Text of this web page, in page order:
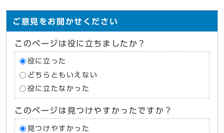
ご意見をお聞かせください
このページは役に立ちましたか？
役に立った
どちらともいえない
役に立たなかった
このページは見つけやすかったですか？
見つけやすかった